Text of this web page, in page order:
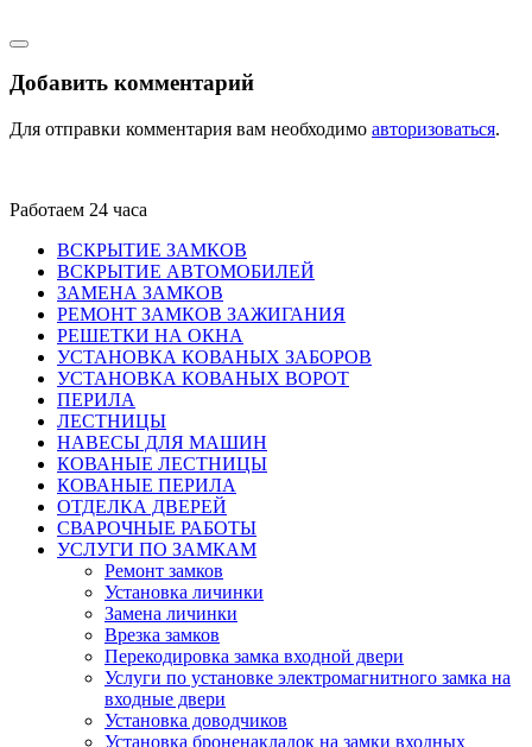
Добавить комментарий
Для отправки комментария вам необходимо авторизоваться.
Работаем 24 часа
ВСКРЫТИЕ ЗАМКОВ
ВСКРЫТИЕ АВТОМОБИЛЕЙ
ЗАМЕНА ЗАМКОВ
РЕМОНТ ЗАМКОВ ЗАЖИГАНИЯ
РЕШЕТКИ НА ОКНА
УСТАНОВКА КОВАНЫХ ЗАБОРОВ
УСТАНОВКА КОВАНЫХ ВОРОТ
ПЕРИЛА
ЛЕСТНИЦЫ
НАВЕСЫ ДЛЯ МАШИН
КОВАНЫЕ ЛЕСТНИЦЫ
КОВАНЫЕ ПЕРИЛА
ОТДЕЛКА ДВЕРЕЙ
СВАРОЧНЫЕ РАБОТЫ
УСЛУГИ ПО ЗАМКАМ
Ремонт замков
Установка личинки
Замена личинки
Врезка замков
Перекодировка замка входной двери
Услуги по установке электромагнитного замка на
входные двери
Установка доводчиков
Установка броненакладок на замки входных